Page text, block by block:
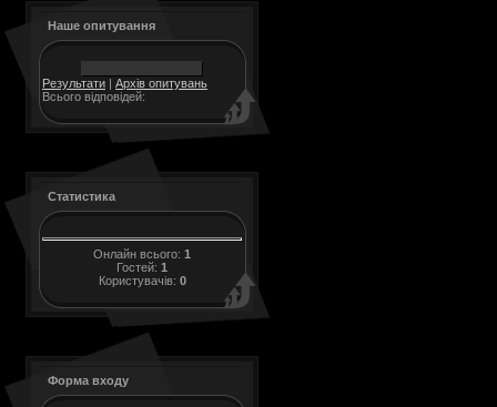
Наше опитування
Результати | Архів опитувань
Всього відповідей:
Статистика
Онлайн всього: 1
Гостей: 1
Користувачів: 0
Форма входу